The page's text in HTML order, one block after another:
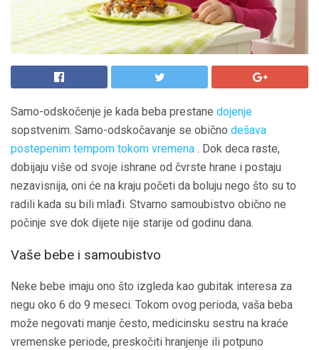
Samo-odskočenje je kada beba prestane dojenje
sopstvenim. Samo-odskočavanje se obično dešava
postepenim tempom tokom vremena . Dok deca raste,
dobijaju više od svoje ishrane od čvrste hrane i postaju
nezavisnija, oni će na kraju početi da boluju nego što su to
radili kada su bili mlađi. Stvarno samoubistvo obično ne
počinje sve dok dijete nije starije od godinu dana.
Vaše bebe i samoubistvo
Neke bebe imaju ono što izgleda kao gubitak interesa za
negu oko 6 do 9 meseci. Tokom ovog perioda, vaša beba
može negovati manje često, medicinsku sestru na kraće
vremenske periode, preskočiti hranjenje ili potpuno